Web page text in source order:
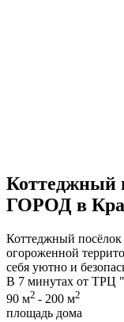
Коттеджный
ГОРОД в
Коттеджный посёлок
огороженной
себя уютно и
В 7 минутах от ТРЦ
90 м2 - 200 м2
площадь дома